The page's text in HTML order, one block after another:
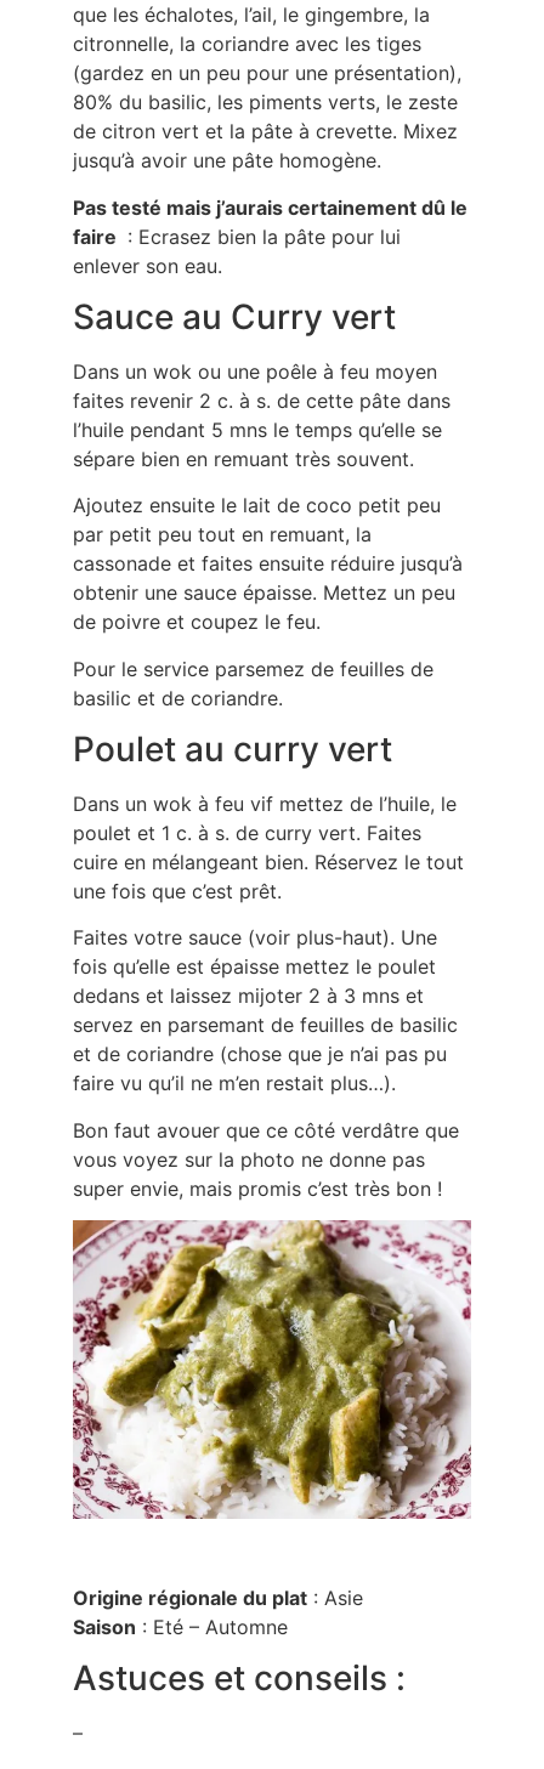
que les échalotes, l’ail, le gingembre, la
citronnelle, la coriandre avec les tiges
(gardez en un peu pour une présentation),
80% du basilic, les piments verts, le zeste
de citron vert et la pâte à crevette. Mixez
jusqu’à avoir une pâte homogène.
Pas testé mais j’aurais certainement dû le
faire : Ecrasez bien la pâte pour lui
enlever son eau.
Sauce au Curry vert
Dans un wok ou une poêle à feu moyen
faites revenir 2 c. à s. de cette pâte dans
l’huile pendant 5 mns le temps qu’elle se
sépare bien en remuant très souvent.
Ajoutez ensuite le lait de coco petit peu
par petit peu tout en remuant, la
cassonade et faites ensuite réduire jusqu’à
obtenir une sauce épaisse. Mettez un peu
de poivre et coupez le feu.
Pour le service parsemez de feuilles de
basilic et de coriandre.
Poulet au curry vert
Dans un wok à feu vif mettez de l’huile, le
poulet et 1 c. à s. de curry vert. Faites
cuire en mélangeant bien. Réservez le tout
une fois que c’est prêt.
Faites votre sauce (voir plus-haut). Une
fois qu’elle est épaisse mettez le poulet
dedans et laissez mijoter 2 à 3 mns et
servez en parsemant de feuilles de basilic
et de coriandre (chose que je n’ai pas pu
faire vu qu’il ne m’en restait plus…).
Bon faut avouer que ce côté verdâtre que
vous voyez sur la photo ne donne pas
super envie, mais promis c’est très bon !
Origine régionale du plat : Asie
Saison : Eté – Automne
Astuces et conseils :
–